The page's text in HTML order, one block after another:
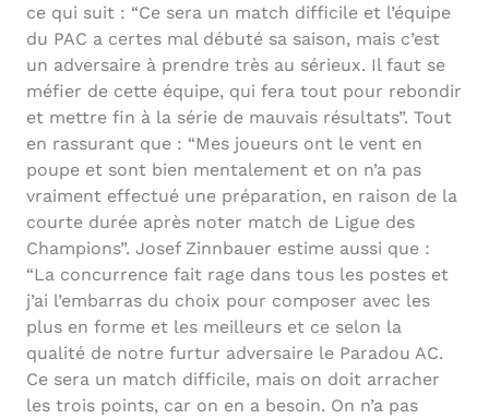
ce qui suit : “Ce sera un match difficile et l’équipe
du PAC a certes mal débuté sa saison, mais c’est
un adversaire à prendre très au sérieux. Il faut se
méfier de cette équipe, qui fera tout pour rebondir
et mettre fin à la série de mauvais résultats”. Tout
en rassurant que : “Mes joueurs ont le vent en
poupe et sont bien mentalement et on n’a pas
vraiment effectué une préparation, en raison de la
courte durée après noter match de Ligue des
Champions”. Josef Zinnbauer estime aussi que :
“La concurrence fait rage dans tous les postes et
j’ai l’embarras du choix pour composer avec les
plus en forme et les meilleurs et ce selon la
qualité de notre furtur adversaire le Paradou AC.
Ce sera un match difficile, mais on doit arracher
les trois points, car on en a besoin. On n’a pas